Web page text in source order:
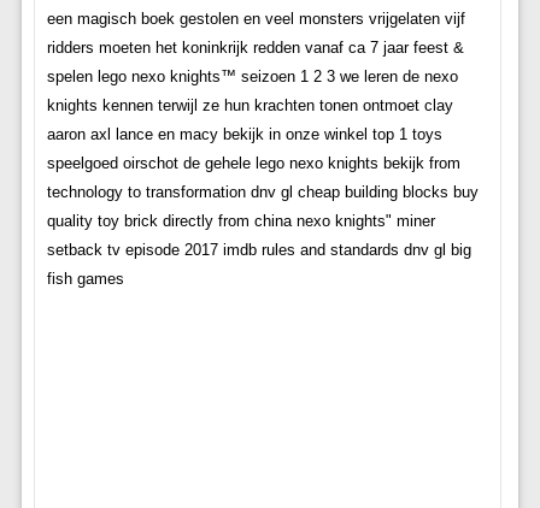
een magisch boek gestolen en veel monsters vrijgelaten vijf
ridders moeten het koninkrijk redden vanaf ca 7 jaar feest &
spelen lego nexo knights™ seizoen 1 2 3 we leren de nexo
knights kennen terwijl ze hun krachten tonen ontmoet clay
aaron axl lance en macy bekijk in onze winkel top 1 toys
speelgoed oirschot de gehele lego nexo knights bekijk from
technology to transformation dnv gl cheap building blocks buy
quality toy brick directly from china nexo knights" miner
setback tv episode 2017 imdb rules and standards dnv gl big
fish games